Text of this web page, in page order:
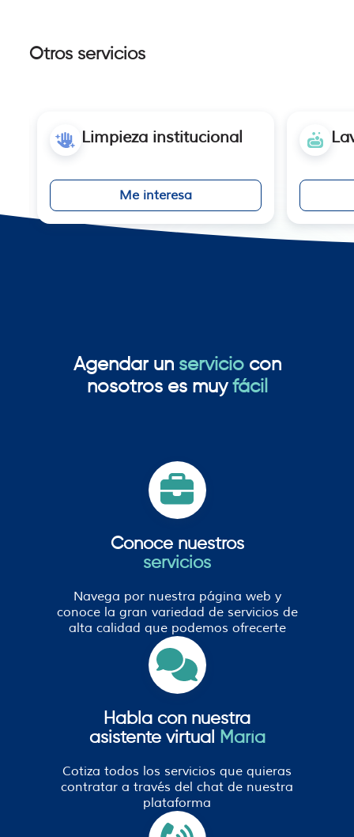
Otros servicios
Limpieza institucional
Me interesa
Agendar un serviciocon
nosotros es muy fácil
Conoce nuestros
servicios
Navega por nuestra página web y
conoce la gran variedad de servicios de
alta calidad que podemos ofrecerte
Habla con nuestra
asistente virtual
María
Cotiza todos los servicios que quieras
contratar a través del chat de nuestra
plataforma